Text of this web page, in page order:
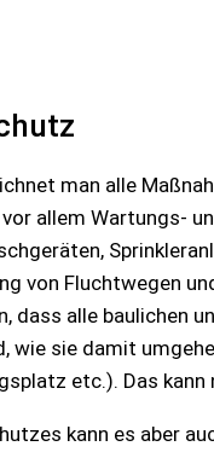
man alle
allem Wartungs-
von Fluchtwegen
dass alle baulichen
sie damit
etc.). Das
kann es aber